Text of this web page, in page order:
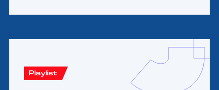
Playlist